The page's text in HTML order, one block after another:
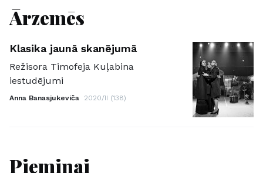
Ārzemēs
Klasika jaunā skanējumā
Režisora Timofeja Kuļabina
iestudējumi
Anna Banasjukeviča 2020/II (138)
Piemiņai